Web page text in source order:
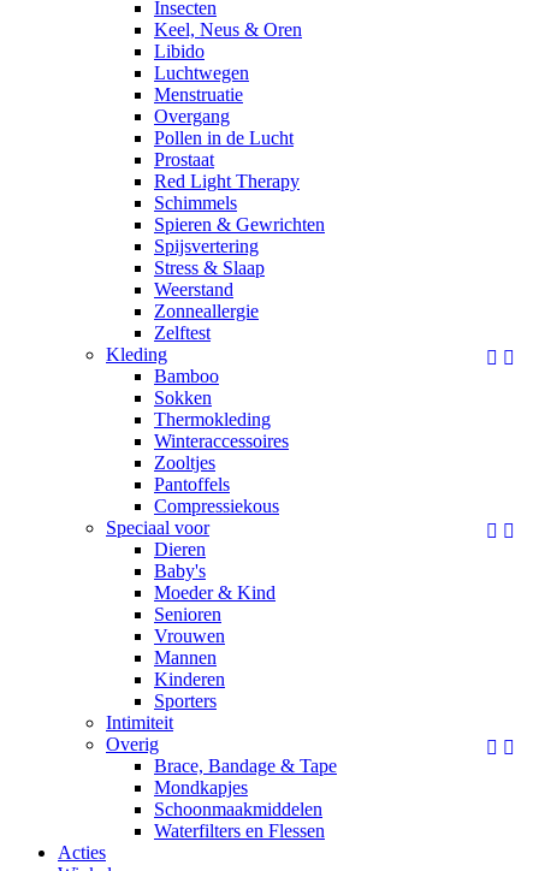
Insecten
Keel, Neus & Oren
Libido
Luchtwegen
Menstruatie
Overgang
Pollen in de Lucht
Prostaat
Red Light Therapy
Schimmels
Spieren & Gewrichten
Spijsvertering
Stress & Slaap
Weerstand
Zonneallergie
Zelftest
 
Kleding
Bamboo
Sokken
Thermokleding
Winteraccessoires
Zooltjes
Pantoffels
Compressiekous
 
Speciaal voor
Dieren
Baby's
Moeder & Kind
Senioren
Vrouwen
Mannen
Kinderen
Sporters
Intimiteit
 
Overig
Brace, Bandage & Tape
Mondkapjes
Schoonmaakmiddelen
Waterfilters en Flessen
Acties